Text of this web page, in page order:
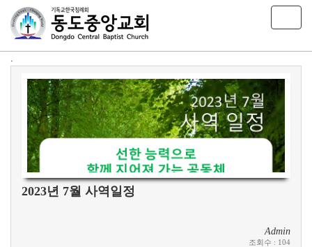
o
n
.
2023년 7월 사역일정
Admin
조회수 : 104